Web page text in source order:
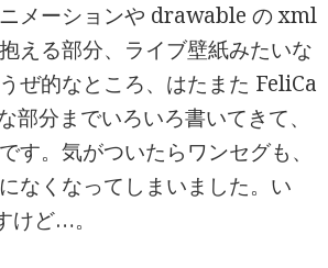
メーションや drawable の xml
える部分、ライブ壁紙みたいな
ぜ的なところ、はたまた FeliCa
分までいろいろ書いてきて、
す。気がついたらワンセグも、
なくなってしまいました。い
けど…。